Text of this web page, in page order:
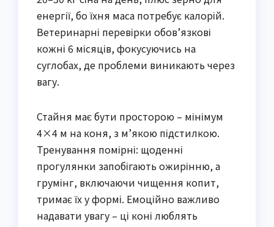
енергії, бо їхня маса потребує калорій.
Ветеринарні перевірки обов’язкові
кожні 6 місяців, фокусуючись на
суглобах, де проблеми виникають через
вагу.
Стайня має бути просторою – мінімум
4×4 м на коня, з м’якою підстилкою.
Тренування помірні: щоденні
прогулянки запобігають ожирінню, а
грумінг, включаючи чищення копит,
тримає їх у формі. Емоційно важливо
надавати увагу – ці коні люблять